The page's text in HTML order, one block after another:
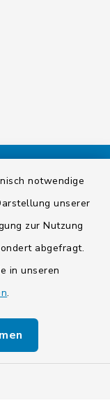
notwendige
unserer
zur Nutzung
abgefragt.
in unseren
.